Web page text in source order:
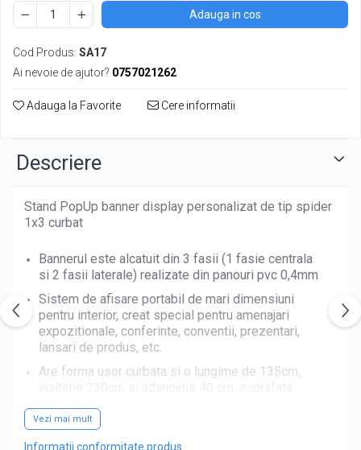
Adauga in cos
Cod Produs: SA17
Ai nevoie de ajutor? 0757021262
Adauga la Favorite Cere informatii
Descriere
Stand PopUp banner display personalizat de tip spider
1x3 curbat
Bannerul este alcatuit din 3 fasii (1 fasie centrala
si 2 fasii laterale) realizate din panouri pvc 0,4mm
Sistem de afisare portabil de mari dimensiuni
pentru interior, creat special pentru amenajari
expozitionale, conferinte, conventii, prezentari,
lansari de produs, etc.
Are forma usor curbata si o lungime de 135cm,
Realizat dintr-o structura metalica tip spider
usoara, stabila, extensibila.
Vezi mai mult
Informatii conformitate produs